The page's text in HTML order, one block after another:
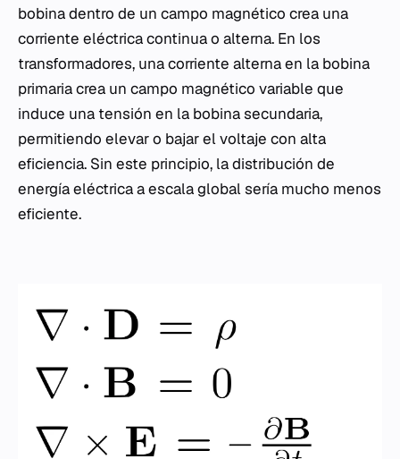
bobina dentro de un campo magnético crea una
corriente eléctrica continua o alterna. En los
transformadores, una corriente alterna en la bobina
primaria crea un campo magnético variable que
induce una tensión en la bobina secundaria,
permitiendo elevar o bajar el voltaje con alta
eficiencia. Sin este principio, la distribución de
energía eléctrica a escala global sería mucho menos
eficiente.